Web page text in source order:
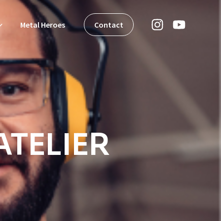
Metal Heroes Contact